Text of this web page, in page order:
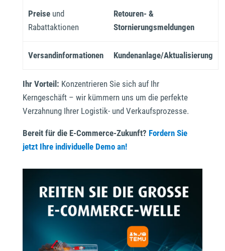
Preiseund
Rabattaktionen
Retouren- &
Stornierungsmeldungen
Versandinformationen Kundenanlage/Aktualisierung
Ihr Vorteil: Konzentrieren Sie sich auf Ihr
Kerngeschäft – wir kümmern uns um die perfekte
Verzahnung Ihrer Logistik- und Verkaufsprozesse.
Bereit für die E-Commerce-Zukunft? Fordern Sie
jetzt Ihre individuelle Demo an!